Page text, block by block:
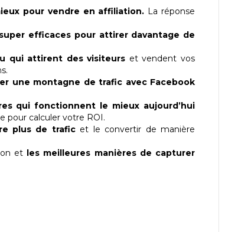
pour vendre en affiliation. La réponse
efficaces pour attirer davantage de
qui attirent des visiteurs et vendent vos
une montagne de trafic avec Facebook
qui fonctionnent le mieux aujourd’hui
pour calculer votre ROI.
plus de traficet le convertir de manière
et les meilleures manières de capturer